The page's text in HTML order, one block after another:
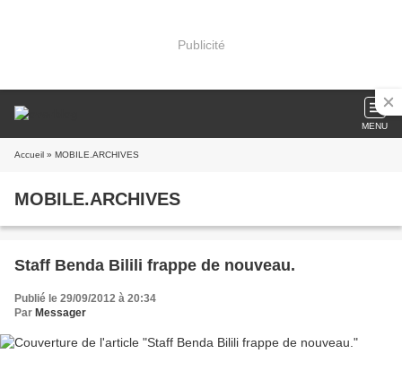
Publicité
MENU
Accueil » MOBILE.ARCHIVES
MOBILE.ARCHIVES
Staff Benda Bilili frappe de nouveau.
Publié le 29/09/2012 à 20:34
Par Messager